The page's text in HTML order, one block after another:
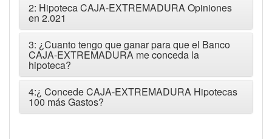
2: Hipoteca CAJA-EXTREMADURA Opiniones
en 2.021
3: ¿Cuanto tengo que ganar para que el Banco
CAJA-EXTREMADURA me conceda la
hipoteca?
4:¿ Concede CAJA-EXTREMADURA Hipotecas
100 más Gastos?